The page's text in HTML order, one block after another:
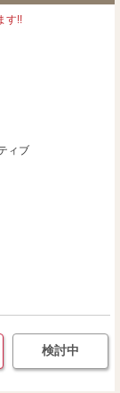
す!!
ィブ
検討中